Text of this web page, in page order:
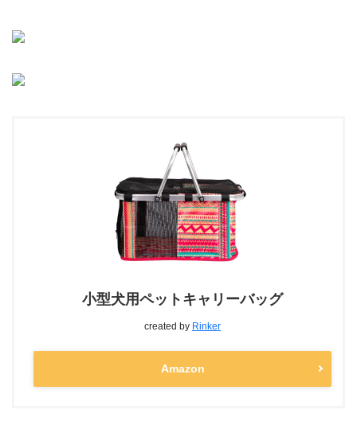
小型犬用ペットキャリーバッグ
created by Rinker
Amazon